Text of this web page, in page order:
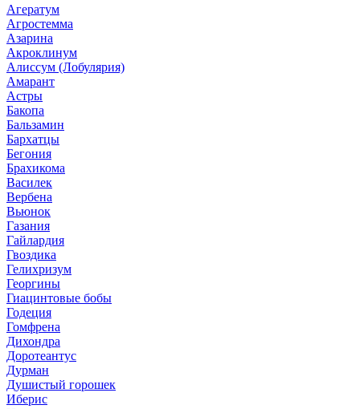
Агератум
Агростемма
Азарина
Акроклинум
Алиссум (Лобулярия)
Амарант
Астры
Бакопа
Бальзамин
Бархатцы
Бегония
Брахикома
Василек
Вербена
Вьюнок
Газания
Гайлардия
Гвоздика
Гелихризум
Георгины
Гиацинтовые бобы
Годеция
Гомфрена
Дихондра
Доротеантус
Дурман
Душистый горошек
Иберис